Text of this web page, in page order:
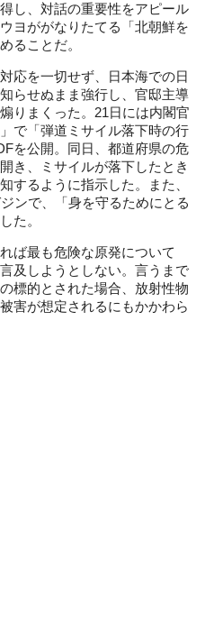
し、対話の重要性をアピール
ヨががなりたてる「北朝鮮を
ることだ。
応を一切せず、日本海での日
らせぬまま強行し、官邸主導
りまくった。21日には内閣官
で「弾道ミサイル落下時の行
を公開。同日、都道府県の危
き、ミサイルが落下したとき
するように指示した。また、
ンで、「身を守るためにとる
た。
ば最も危険な原発について
及しようとしない。言うまで
標的とされた場合、放射性物
害が想定されるにもかかわら